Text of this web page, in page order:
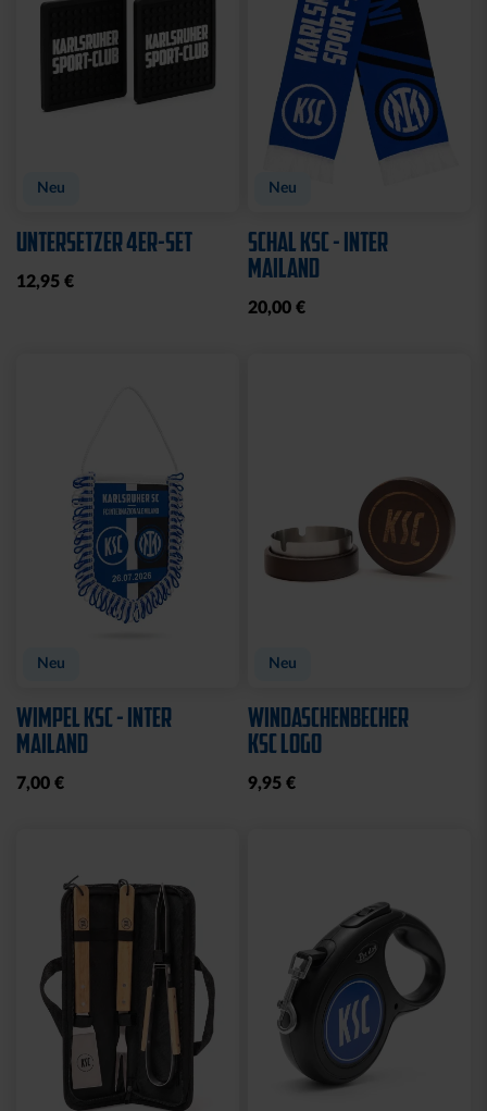
Neu
UNTERSETZER 4ER-SET
12,95 €
Neu
SCHAL KSC - INTER
MAILAND
20,00 €
Neu
WIMPEL KSC - INTER
MAILAND
7,00 €
Neu
WINDASCHENBECHER
KSC LOGO
9,95 €